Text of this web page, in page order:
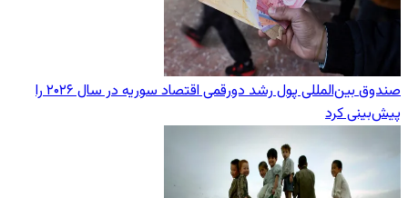
صندوق بین‌المللی پول رشد دورقمی اقتصاد سوریه در سال ۲۰۲۶ را
پیش‌بینی کرد